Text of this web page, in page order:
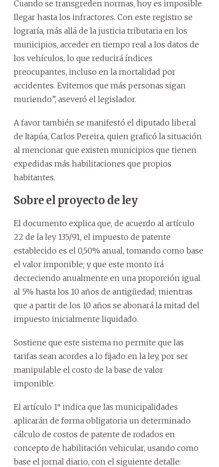
Cuando se transgreden normas, hoy es imposible
llegar hasta los infractores. Con este registro se
lograría, más allá de la justicia tributaria en los
municipios, acceder en tiempo real a los datos de
los vehículos, lo que reducirá índices
preocupantes, incluso en la mortalidad por
accidentes. Evitemos que más personas sigan
muriendo”, aseveró el legislador.
A favor también se manifestó el diputado liberal
de Itapúa, Carlos Pereira, quien graficó la situación
al mencionar que existen municipios que tienen
expedidas más habilitaciones que propios
habitantes.
Sobre el proyecto de ley
El documento explica que, de acuerdo al artículo
22 de la ley 135/91, el impuesto de patente
establecido es el 0,50% anual, tomando como base
el valor imponible; y que este monto irá
decreciendo anualmente en una proporción igual
al 5% hasta los 10 años de antigüedad; mientras
que a partir de los 10 años se abonará la mitad del
impuesto inicialmente liquidado.
Sostiene que este sistema no permite que las
tarifas sean acordes a lo fijado en la ley, por ser
manipulable el costo de la base de valor
imponible.
El artículo 1° indica que las municipalidades
aplicarán de forma obligatoria un determinado
cálculo de costos de patente de rodados en
concepto de habilitación vehicular, usando como
base el jornal diario, con el siguiente detalle: